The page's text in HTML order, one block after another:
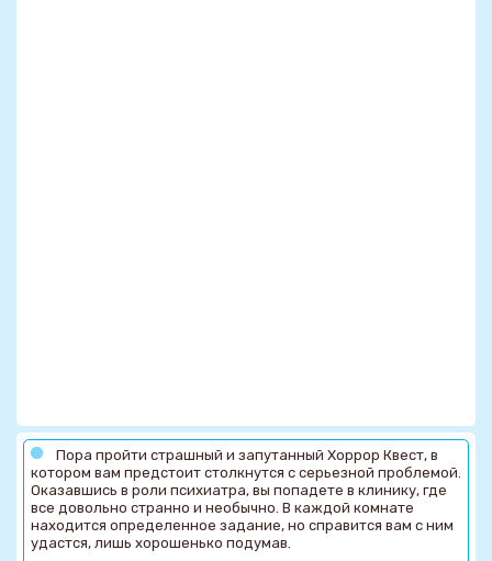
Пора пройти страшный и запутанный Хоррор Квест, в
котором вам предстоит столкнутся с серьезной проблемой.
Оказавшись в роли психиатра, вы попадете в клинику, где
все довольно странно и необычно. В каждой комнате
находится определенное задание, но справится вам с ним
удастся, лишь хорошенько подумав.